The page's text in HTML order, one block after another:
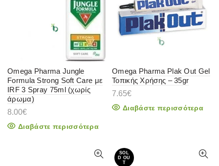
Omega Pharma Jungle
Formula Strong Soft Care με
IRF 3 Spray 75ml (χωρίς
άρωμα)
8.00€
Διαβάστε περισσότερα
Omega Pharma Plak Out Gel
Τοπικής Χρήσης – 35gr
7.65€
Διαβάστε περισσότερα
SOL
D OU
T